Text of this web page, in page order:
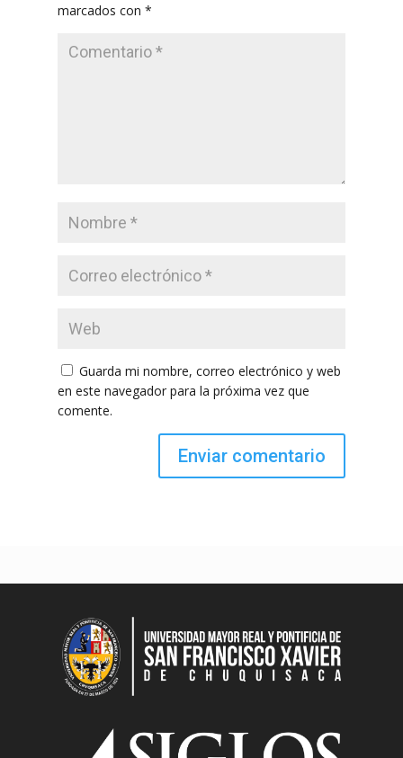
marcados con *
Guarda mi nombre, correo electrónico y web
en este navegador para la próxima vez que
comente.